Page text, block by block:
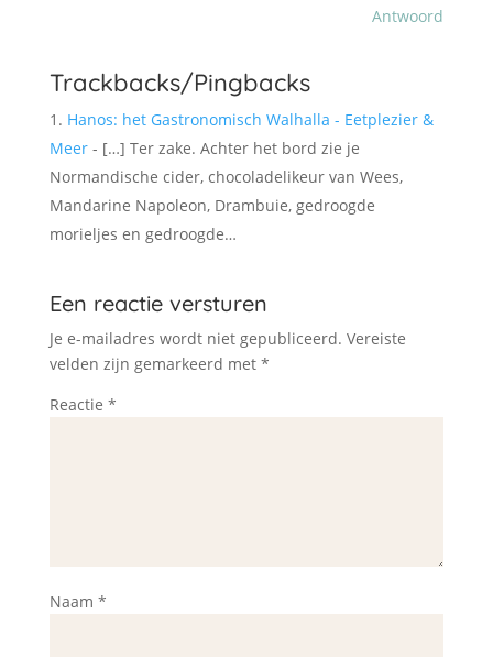
Antwoord
Trackbacks/Pingbacks
Hanos: het Gastronomisch Walhalla - Eetplezier &
Meer- […] Ter zake. Achter het bord zie je
Normandische cider, chocoladelikeur van Wees,
Mandarine Napoleon, Drambuie, gedroogde
morieljes en gedroogde…
Een reactie versturen
Je e-mailadres wordt niet gepubliceerd. Vereiste
velden zijn gemarkeerd met *
Reactie *
Naam *